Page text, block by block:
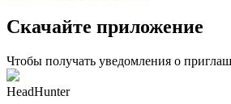
Скачайте приложение
Чтобы получать уведомления о
HeadHunter